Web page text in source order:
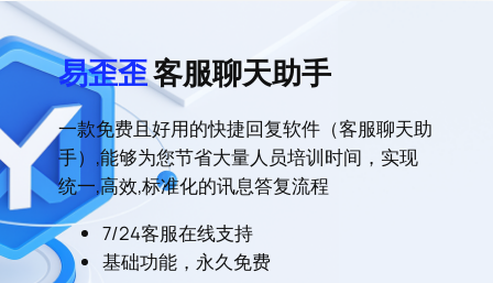
易歪歪客服聊天助手
一款免费且好用的快捷回复软件（客服聊天助
手）,能够为您节省大量人员培训时间，实现
统一,高效,标准化的讯息答复流程
7/24客服在线支持
基础功能，永久免费